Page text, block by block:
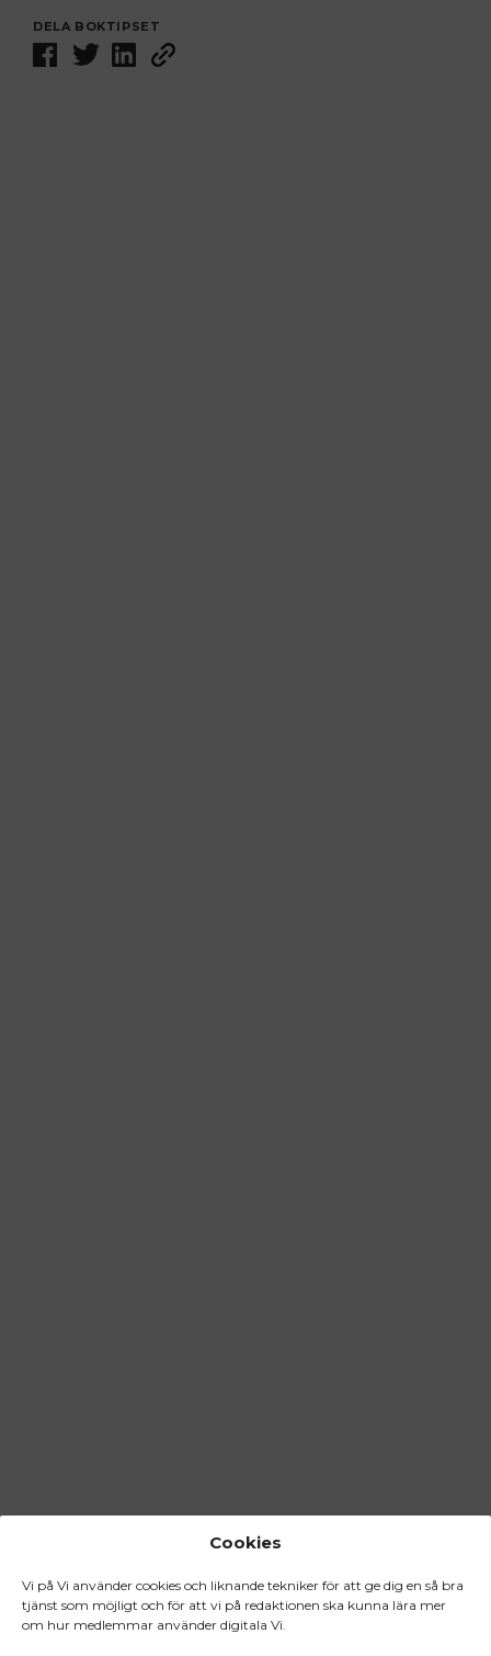
Cookies
Vi på Vi använder cookies och liknande tekniker för att ge dig en så bra
tjänst som möjligt och för att vi på redaktionen ska kunna lära mer
om hur medlemmar använder digitala Vi.
DELA BOKTIPSET